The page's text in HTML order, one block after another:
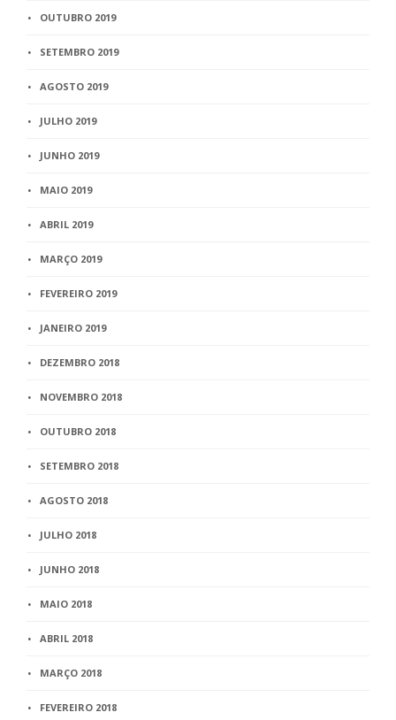
OUTUBRO 2019
SETEMBRO 2019
AGOSTO 2019
JULHO 2019
JUNHO 2019
MAIO 2019
ABRIL 2019
MARÇO 2019
FEVEREIRO 2019
JANEIRO 2019
DEZEMBRO 2018
NOVEMBRO 2018
OUTUBRO 2018
SETEMBRO 2018
AGOSTO 2018
JULHO 2018
JUNHO 2018
MAIO 2018
ABRIL 2018
MARÇO 2018
FEVEREIRO 2018